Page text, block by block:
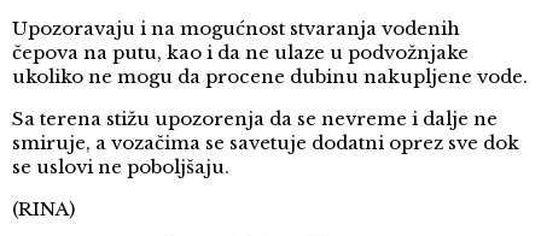
Upozoravaju i na mogućnost stvaranja vodenih
čepova na putu, kao i da ne ulaze u podvožnjake
ukoliko ne mogu da procene dubinu nakupljene vode.
Sa terena stižu upozorenja da se nevreme i dalje ne
smiruje, a vozačima se savetuje dodatni oprez sve dok
se uslovi ne poboljšaju.
(RINA)